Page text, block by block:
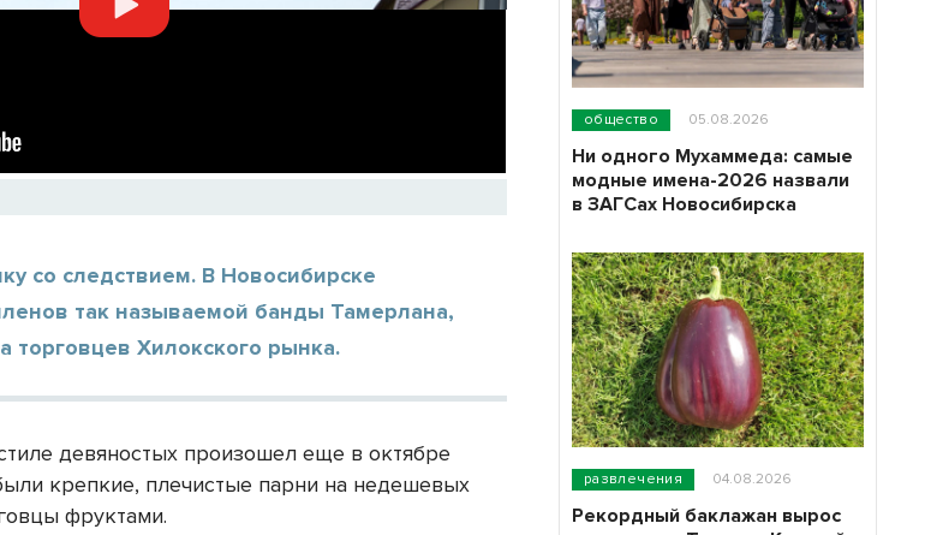
со следствием. В Новосибирске
так называемой банды Тамерлана,
торговцев Хилокского рынка.
девяностых произошел еще в октябре
крепкие, плечистые парни на недешевых
фруктами.
общество 05.08.2026
Ни одного Мухаммеда: самые
модные имена-2026 назвали
в ЗАГСах Новосибирска
развлечения 04.08.2026
Рекордный баклажан вырос